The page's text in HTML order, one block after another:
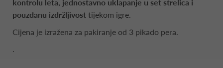
kontrolu leta, jednostavno uklapanje u set strelica i
pouzdanu izdržljivost tijekom igre.
Cijena je izražena za pakiranje od 3 pikado pera.
.